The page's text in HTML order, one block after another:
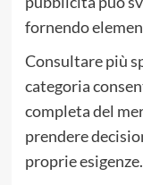
fornendo
Consultare più
categoria
completa del
prendere
proprie esigenze.